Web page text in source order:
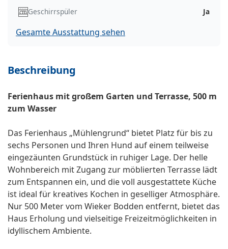
Geschirrspüler
Ja
Gesamte Ausstattung sehen
Beschreibung
Ferienhaus mit großem Garten und Terrasse, 500 m
zum Wasser
Das Ferienhaus „Mühlengrund“ bietet Platz für bis zu
sechs Personen und Ihren Hund auf einem teilweise
eingezäunten Grundstück in ruhiger Lage. Der helle
Wohnbereich mit Zugang zur möblierten Terrasse lädt
zum Entspannen ein, und die voll ausgestattete Küche
ist ideal für kreatives Kochen in geselliger Atmosphäre.
Nur 500 Meter vom Wieker Bodden entfernt, bietet das
Haus Erholung und vielseitige Freizeitmöglichkeiten in
idyllischem Ambiente.